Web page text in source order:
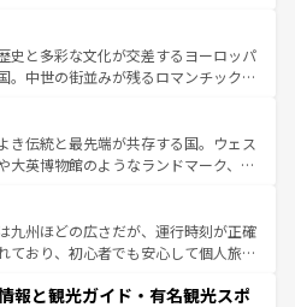
風土や気候が異なるスペインはその個
性で訪れる人を魅了する。 なお、新着のスペイン情報は コ
してほしい。
まっている。華麗な宮殿、歴史的な大
、そして豊かな自然が、訪れる者を心
、フランスは美食の国としても知ら
発祥地であるランス、プロヴァンスの
畑など、多彩な楽しみ方が可能だ。さ
域にも魅力が溢れており、どの街角に
とそれぞれで全く異なる文化を体験で
う。 なお、新着のフランス情報はコンテンツ一覧
史と多彩な文化が交差するヨーロッパ
。中世の街並みが残るロマンチック街
どこを歩いても飽きることがない。ベ
、バイエルン州のアルプスの絶景、そ
ワイン畑といった風景は必見。ビール
体験してほしい。 なお、新着の
ンツ一覧を参照してほしい。
き伝統と最先端が共存する国。ウェス
大英博物館のようなランドマーク、歴
力がある。また、優雅なアフタヌーン
にはたまらない英国パブ、サッカー観
こそできる体験も豊富。イギリスを旅
ほしい。
九州ほどの広さだが、運行時刻が正確
ており、初心者でも安心して個人旅行
る町や、スイスならではのユニークな
報と観光ガイド・有名観光スポ